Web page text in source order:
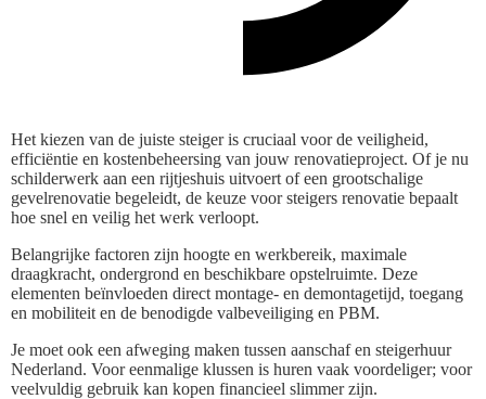
Het kiezen van de juiste steiger is cruciaal voor de veiligheid,
efficiëntie en kostenbeheersing van jouw renovatieproject. Of je nu
schilderwerk aan een rijtjeshuis uitvoert of een grootschalige
gevelrenovatie begeleidt, de keuze voor steigers renovatie bepaalt
hoe snel en veilig het werk verloopt.
Belangrijke factoren zijn hoogte en werkbereik, maximale
draagkracht, ondergrond en beschikbare opstelruimte. Deze
elementen beïnvloeden direct montage- en demontagetijd, toegang
en mobiliteit en de benodigde valbeveiliging en PBM.
Je moet ook een afweging maken tussen aanschaf en steigerhuur
Nederland. Voor eenmalige klussen is huren vaak voordeliger; voor
veelvuldig gebruik kan kopen financieel slimmer zijn.